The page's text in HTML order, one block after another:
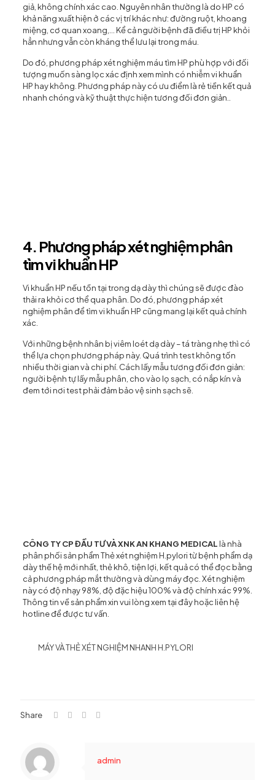
giả, không chính xác cao. Nguyên nhân thường là do HP có
khả năng xuất hiện ở các vị trí khác như: đường ruột, khoang
miệng, cơ quan xoang,… Kể cả người bệnh đã điều trị HP khỏi
hẳn nhưng vẫn còn kháng thể lưu lại trong máu.
Do đó, phương pháp xét nghiệm máu tìm HP phù hợp với đối
tượng muốn sàng lọc xác định xem mình có nhiễm vi khuẩn
HP hay không. Phương pháp này có ưu điểm là rẻ tiền kết quả
nhanh chóng và kỹ thuật thực hiện tương đối đơn giản..
4. Phương pháp xét nghiệm phân
tìm vi khuẩn HP
Vi khuẩn HP nếu tồn tại trong dạ dày thì chúng sẽ được đào
thải ra khỏi cơ thể qua phân. Do đó, phương pháp xét
nghiệm phân để tìm vi khuẩn HP cũng mang lại kết quả chính
xác.
Với những bệnh nhân bị viêm loét dạ dày – tá tràng nhẹ thì có
thể lựa chọn phương pháp này. Quá trình test không tốn
nhiều thời gian và chi phí. Cách lấy mẫu tương đối đơn giản:
người bệnh tự lấy mẫu phân, cho vào lọ sạch, có nắp kín và
đem tới nơi test phải đảm bảo vệ sinh sạch sẽ.
CÔNG TY CP ĐẦU TƯ VÀ XNK AN KHANG MEDICAL là nhà
phân phối sản phẩm Thẻ xét nghiệm H.pylori từ bệnh phẩm dạ
dày thế hệ mới nhất, thẻ khô, tiện lợi, kết quả có thể đọc bằng
cả phương pháp mắt thường và dùng máy đọc. Xét nghiệm
này có độ nhạy 98%, độ đặc hiệu 100% và độ chính xác 99%.
Thông tin về sản phẩm xin vui lòng xem tại đây hoặc liên hệ
hotline để được tư vấn.
MÁY VÀ THẺ XÉT NGHIỆM NHANH H.PYLORI
Share
admin